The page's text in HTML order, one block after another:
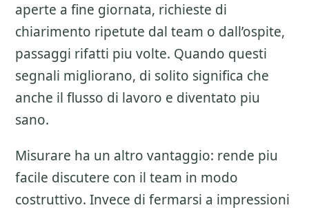
aperte a fine giornata, richieste di
chiarimento ripetute dal team o dall’ospite,
passaggi rifatti piu volte. Quando questi
segnali migliorano, di solito significa che
anche il flusso di lavoro e diventato piu
sano.
Misurare ha un altro vantaggio: rende piu
facile discutere con il team in modo
costruttivo. Invece di fermarsi a impressioni